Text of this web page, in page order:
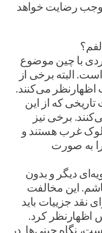
موجب رضایت خواهد
با چین موضوع
البته برخی از
می‌کنند.
که از این
برخی نیز
غرب هستند و
به صورت
دیگر و بدون
این مخالفت
نقد جزییات باید
اظهارنظر کرد.
نگاه چینی‌ها در